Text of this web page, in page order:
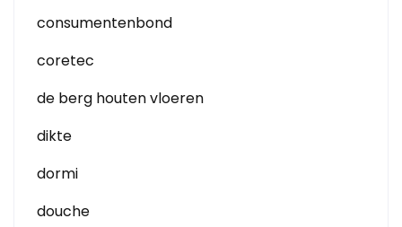
consumentenbond
coretec
de berg houten vloeren
dikte
dormi
douche